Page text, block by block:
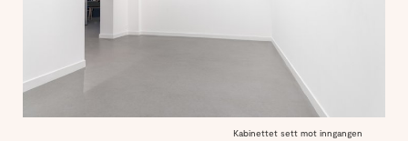
Kabinettet sett mot inngangen